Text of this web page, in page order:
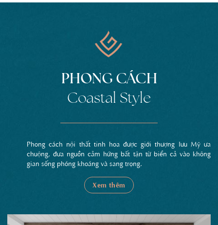
PHONG CÁCH
Coastal Style
Phong cách nội thất tinh hoa được giới thượng lưu Mỹ ưa
chuộng, đưa nguồn cảm hứng bất tận từ biển cả vào không
gian sống phóng khoáng và sang trọng.
Xem thêm